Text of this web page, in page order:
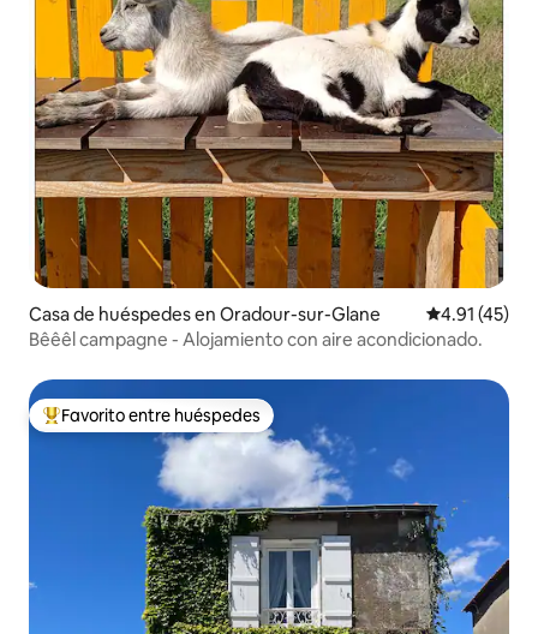
Casa de huéspedes en Oradour-sur-Glane Calificación
4.91 (45)
Bêêêl campagne - Alojamiento con aire acondicionado.
Favorito entre huéspedes preferido
Favorito entre huéspedes